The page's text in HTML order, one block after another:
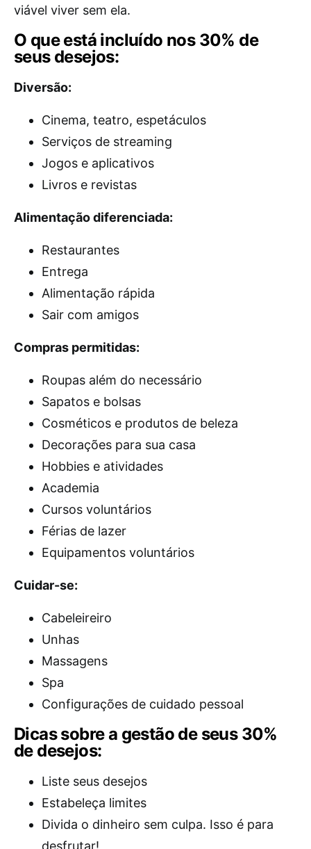
viável viver sem ela.
O que está incluído nos 30% de
seus desejos:
Diversão:
Cinema, teatro, espetáculos
Serviços de streaming
Jogos e aplicativos
Livros e revistas
Alimentação diferenciada:
Restaurantes
Entrega
Alimentação rápida
Sair com amigos
Compras permitidas:
Roupas além do necessário
Sapatos e bolsas
Cosméticos e produtos de beleza
Decorações para sua casa
Hobbies e atividades
Academia
Cursos voluntários
Férias de lazer
Equipamentos voluntários
Cuidar-se:
Cabeleireiro
Unhas
Massagens
Spa
Configurações de cuidado pessoal
Dicas sobre a gestão de seus 30%
de desejos:
Liste seus desejos
Estabeleça limites
Divida o dinheiro sem culpa. Isso é para
desfrutar!